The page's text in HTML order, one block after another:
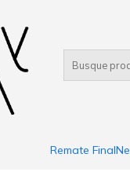
Remate Final
para mantenerlas sanas y